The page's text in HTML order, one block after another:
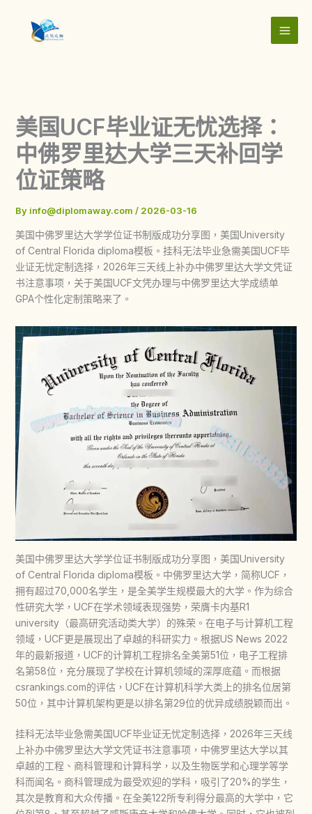
content
美国UCF毕业证无忧选择：
中佛罗里达大学三天补回学
位证策略
By info@diplomaway.com / 2026-03-16
美国中佛罗里达大学学位证书制版成功分享图，美国University
of Central Florida diploma模板。挂科无法毕业急需美国UCF毕
业证无忧定制选择，2026年三天线上补办中佛罗里达大学文凭证
书注意事项，关于美国UCF文凭办理与中佛罗里达大学成绩单
GPA个性化定制策略来了。
美国中佛罗里达大学学位证书制版成功分享图，美国University
of Central Florida diploma模板。中佛罗里达大学，简称UCF，
拥有超过70,000名学生，是全美学生规模最大的大学。作为综合
性研究大学，UCF在学术领域表现强势，荣膺卡内基R1
university（最高研究活动类大学）的殊荣。在电子与计算机工程
领域，UCF更是展现出了卓越的科研实力。根据US News 2022
年的最新报道，UCF的计算机工程排名全美第51位，电子工程排
名第58位，充分展现了学校在计算机领域的深厚底蕴。而根据
csrankings.com的评估，UCF在计算机科学大类上的排名位居第
50位，其中计算机架构更是以排名第29位的优异成绩脱颖而出。
挂科无法毕业急需美国UCF毕业证无忧定制选择，2026年三天线
上补办中佛罗里达大学文凭证书注意事项，中佛罗里达大学以其
卓越的工程、商科管理和计算科学，以及生物医学和心理学等学
科而闻名。商科管理成为最受欢迎的学科，吸引了20%的学生，
其次是教育和大众传播。在全美122所专利得分最高的大学中，它